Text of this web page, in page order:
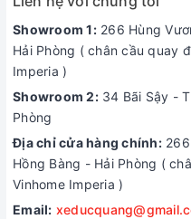
Showroom 1:266 Hùng
Hải Phòng ( chân cầu quay
Imperia )
Showroom 2:34 Bãi Sậy -
Phòng
Địa chỉ cửa hàng chính:266
Hồng Bàng - Hải Phòng (
Vinhome Imperia )
Email: